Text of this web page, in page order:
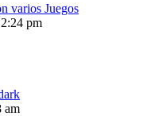
varios Juegos
pm
am